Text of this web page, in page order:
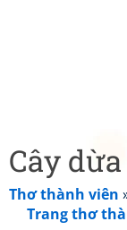
Cây
Thơ thành viên
Trang thơ